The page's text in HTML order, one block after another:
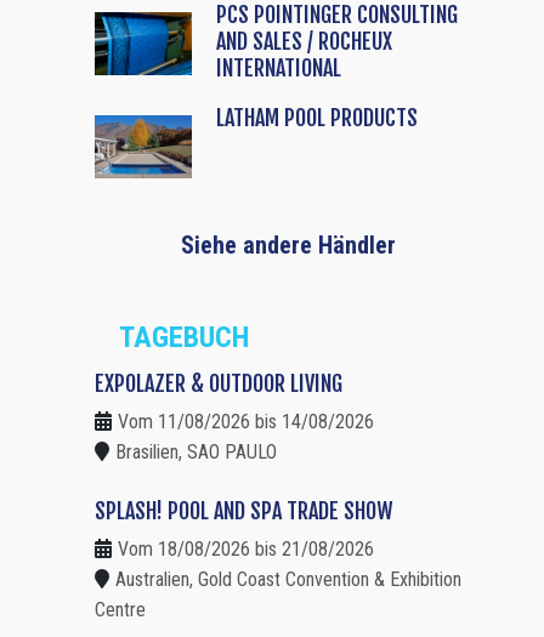
PCS POINTINGER CONSULTING
AND SALES / ROCHEUX
INTERNATIONAL
LATHAM POOL PRODUCTS
Siehe andere Händler
TAGEBUCH
EXPOLAZER & OUTDOOR LIVING
Vom 11/08/2026 bis 14/08/2026
Brasilien, SAO PAULO
SPLASH! POOL AND SPA TRADE SHOW
Vom 18/08/2026 bis 21/08/2026
Australien, Gold Coast Convention & Exhibition
Centre